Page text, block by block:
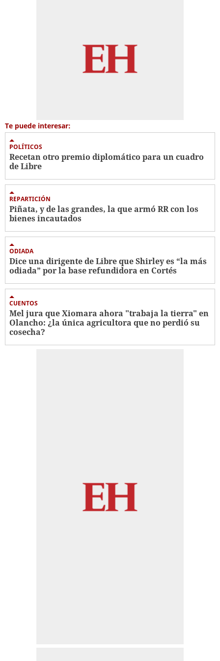
Te puede interesar:
POLÍTICOS
Recetan otro premio diplomático para un cuadro
de Libre
REPARTICIÓN
Piñata, y de las grandes, la que armó RR con los
bienes incautados
ODIADA
Dice una dirigente de Libre que Shirley es “la más
odiada” por la base refundidora en Cortés
CUENTOS
Mel jura que Xiomara ahora "trabaja la tierra" en
Olancho: ¿la única agricultora que no perdió su
cosecha?